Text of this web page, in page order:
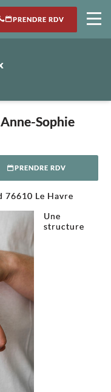
PRENDRE RDV
Sophie
PRENDRE RDV
76610 Le Havre
Une
structure